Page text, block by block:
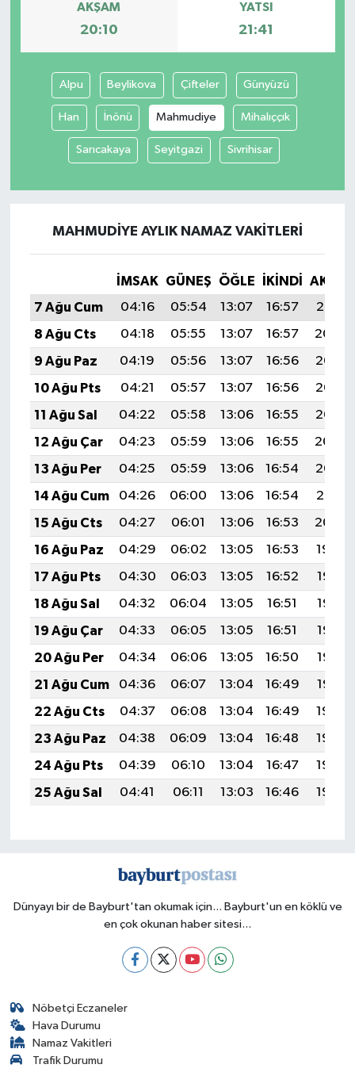
AKŞAM
20:10
YATSI
21:41
Alpu Beylikova Çifteler Günyüzü
Han İnönü Mahmudiye Mihalıççık
Sarıcakaya Seyitgazi Sivrihisar
MAHMUDIYE AYLIK NAMAZ VAKITLERI
İMSAK GÜNEŞ ÖĞLE İKINDI
7 Ağu Cum
04:16 05:54 13:07 16:57
20:10
8 Ağu Cts
04:18 05:55 13:07 16:57
20:09
9 Ağu Paz
04:19 05:56 13:07 16:56
20:08
10 Ağu Pts
04:21 05:57 13:07 16:56
20:06
11 Ağu Sal
04:22 05:58 13:06 16:55
20:05
12 Ağu Çar
04:23 05:59 13:06 16:55
20:04
13 Ağu Per
04:25 05:59 13:06 16:54
20:03
14 Ağu Cum
04:26 06:00 13:06 16:54
20:01
15 Ağu Cts
04:27 06:01 13:06 16:53
20:00
16 Ağu Paz
04:29 06:02 13:05 16:53
19:59
17 Ağu Pts
04:30 06:03 13:05 16:52
19:57
18 Ağu Sal
04:32 06:04 13:05 16:51
19:56
19 Ağu Çar
04:33 06:05 13:05 16:51
19:55
20 Ağu Per
04:34 06:06 13:05 16:50
19:53
21 Ağu Cum
04:36 06:07 13:04 16:49
19:52
22 Ağu Cts
04:37 06:08 13:04 16:49
19:50
23 Ağu Paz
04:38 06:09 13:04 16:48
19:49
24 Ağu Pts
04:39 06:10 13:04 16:47
19:48
25 Ağu Sal
04:41 06:11 13:03 16:46 19:46
Dünyayı bir de Bayburt'tan okumak için... Bayburt'un en köklü ve
en çok okunan haber sitesi...
Nöbetçi Eczaneler
Hava Durumu
Namaz Vakitleri
Trafik Durumu